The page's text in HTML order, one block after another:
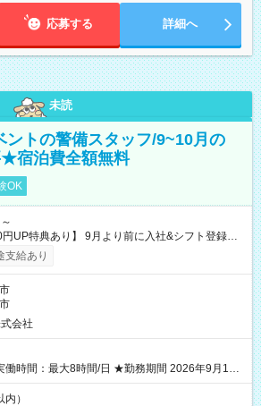
応募する 詳細へ
未読
ントの警備スタッフ/9~10月の
宿泊費全額無料
OK
円UP特典あり】 9月より前に入社&シフト登録す
16~10/23) の日給がUP! 日給1万1500円でしっか
り稼げます♪ 【試用期間】試用期間なし
支給あり
会社
働時間：最大8時間/日 ★勤務期間 2026年9月16
23日 短期勤務OK! 期間中フル勤務できる方優遇
勤務日数応相談) ※期間前から勤務スタートも可
）